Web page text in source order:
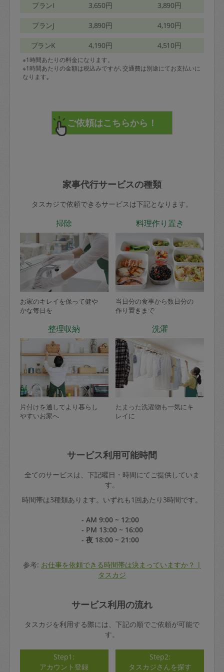
プランI 3,650円 3,890円
プランJ 3,890円 4,190円
プランK 4,190円 4,510円
※1時間あたりの料金になります。
※1時間あたりの金額は税込みですが､交通費は別途にてお支払いに
なります｡
家事代行サービスの種類
タスカジで依頼できるサービスは下記となります。
掃除
お家のキレイを保って健や
かな毎日を
料理作り置き
当日分の食事から数日分の
作り置きまで
整理収納
片付けを通してより暮らし
やすいお家へ
洗濯
たまった洗濯物も一気にキ
レイに
サービス利用可能時間
全てのサービスは、下記曜日・時間にてご提供していま
す。
時間帯は3種類あります。いずれも1回あたり3時間です。
- AM 9:00 ~ 12:00
- PM 13:00 ~ 16:00
- 夜 18:00 ~ 21:00
参考: お仕事を依頼できる時間帯は決まっていますか？ |
タスカジ
サービス利用の流れ
タスカジを利用する際には、下記の順でご依頼が可能で
す。
Step1:
アカウント登録
Step2:
タスカジさんを探す